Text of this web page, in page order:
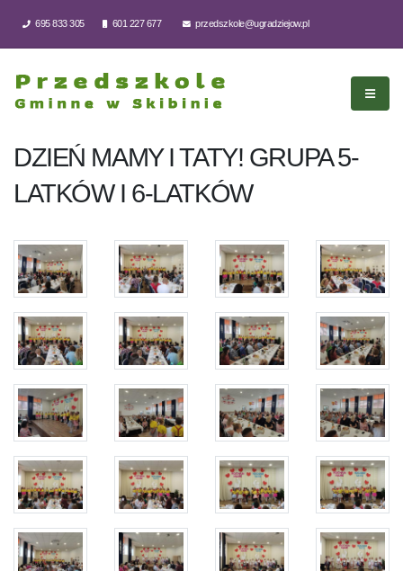
695 833 305 601 227 677 przedszkole@ugradziejow.pl
DZIEŃ MAMY I TATY! GRUPA 5-
LATKÓW I 6-LATKÓW